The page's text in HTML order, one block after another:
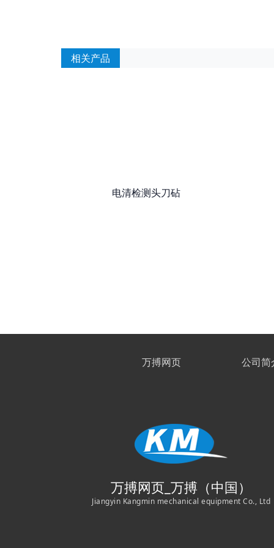
相关产品
电清检测头刀砧
万搏网页 公司简
万搏网页_万搏（中国）
Jiangyin Kangmin mechanical equipment Co., Ltd